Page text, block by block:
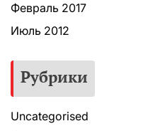
Февраль 2017
Июль 2012
Рубрики
Uncategorised